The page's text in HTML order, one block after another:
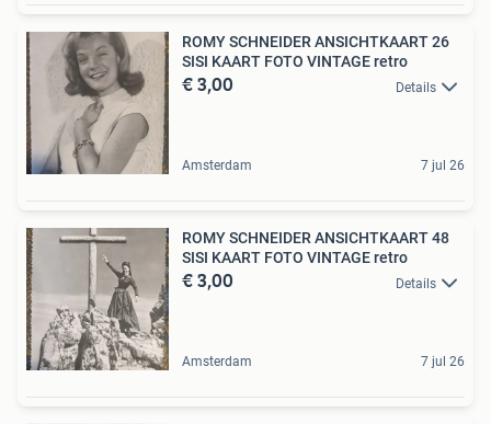
ROMY SCHNEIDER ANSICHTKAART 26
SISI KAART FOTO VINTAGE retro
€ 3,00 Details
Amsterdam 7 jul 26
ROMY SCHNEIDER ANSICHTKAART 48
SISI KAART FOTO VINTAGE retro
€ 3,00 Details
Amsterdam 7 jul 26